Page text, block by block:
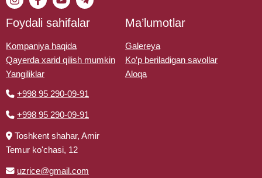
Foydali sahifalar
Kompaniya haqida
Qayerda xarid qilish mumkin
Yangiliklar
Ma’lumotlar
Galereya
Ko’p beriladigan savollar
Aloqa
+998 95 290-09-91
+998 95 290-09-91
Toshkent shahar, Amir
Temur ko'chasi, 12
uzrice@gmail.com